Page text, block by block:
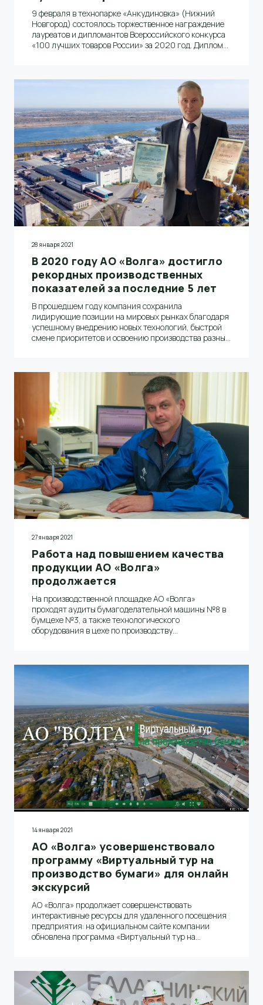
9 февраля в технопарке «Анкудиновка» (Нижний
Новгород) состоялось торжественное награждение
лауреатов и дипломантов Всероссийского конкурса
«100 лучших товаров России» за 2020 год. Дипломы
вручили заместитель губернатора Андрей Саносян и
директор ЦСМ Росстандарта в Нижегородской
области Денис Миронов. От компании АО «Волга» в
торжественном мероприятии принял участие
заместитель генерального директора по
производству Андрей Гурылев.
28 января 2021
В 2020 году АО «Волга» достигло
рекордных производственных
показателей за последние 5 лет
В прошедшем году компания сохранила
лидирующие позиции на мировых рынках благодаря
успешному внедрению новых технологий, быстрой
смене приоритетов и освоению производства разных
Об этом, а также о планах на 2021 год рассказал
заместитель генерального директора по
производству АО «Волга» Андрей Гурылев.
27 января 2021
Работа над повышением качества
продукции АО «Волга»
продолжается
На производственной площадке АО «Волга»
проходят аудиты бумагоделательной машины №8 в
бумцехе №3, а также технологического
оборудования в цехе по производству
14 января 2021
АО «Волга» усовершенствовало
программу «Виртуальный тур на
производство бумаги» для онлайн
экскурсий
АО «Волга» продолжает совершенствовать
интерактивные ресурсы для удаленного посещения
предприятия: на официальном сайте компании
обновлена программа «Виртуальный тур на